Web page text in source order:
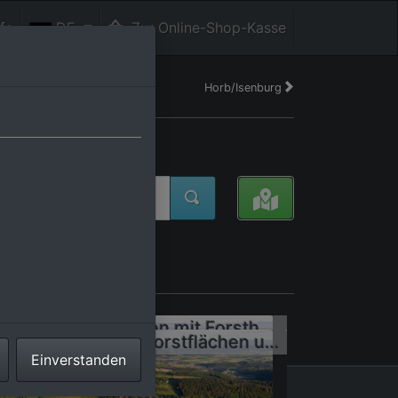
DE Zur Online-Shop-Kasse
Horb/Isenburg
Ortsteil Neckarhausen mit Forsthaus und St. Ulrichskapelle
Wald- Gebiete und Forstflächen umsäumen das Siedlungsgebiet des Dorfes in Betra
Einverstanden